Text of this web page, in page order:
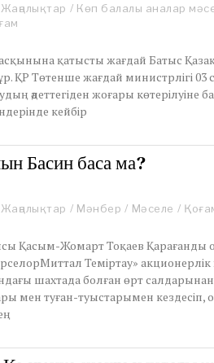
Жаңалықтар / Көп балалы аналар
тасқынына қатысты жағдай Батыс
Төтенше жағдай министрлігі 03
әдеттегіден жоғары көтерілуіне
кейбір
Басин баса ма?
Жаңалықтар / Мәнбер / Мәселе /
Қасым-Жомарт Тоқаев Қарағанды
Теміртау»
шахтада болған өрт салдарынан
мен туған-туыстарымен кездесіп,